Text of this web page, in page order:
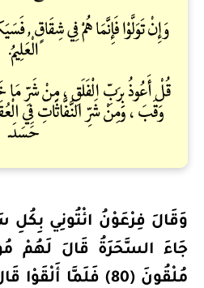
جَاءَ السَّحَرَةُ قَالَ لَهُمْ
مُلْقُونَ (80) فَلَمَّا